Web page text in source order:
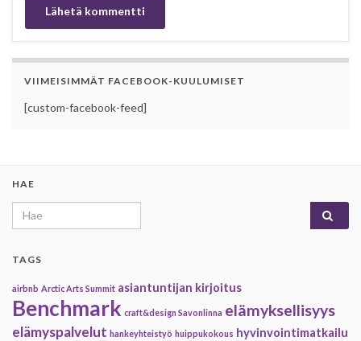
VIIMEISIMMÄT FACEBOOK-KUULUMISET
[custom-facebook-feed]
HAE
Search for:
TAGS
airbnb Arctic Arts Summit asiantuntijan kirjoitus
Benchmark craft&design Savonlinna elämyksellisyys
elämyspalvelut hankeyhteistyö huippukokous hyvinvointimatkailu